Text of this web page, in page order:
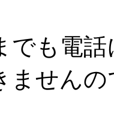
も電話
ません